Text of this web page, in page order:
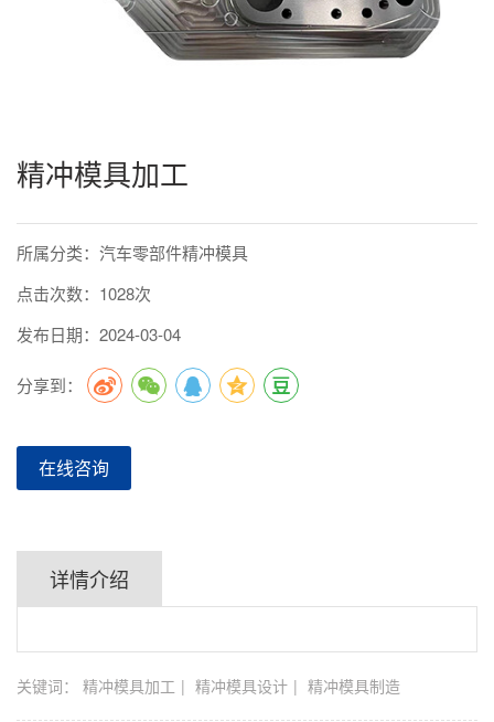
精冲模具加工
所属分类：汽车零部件精冲模具
点击次数：1028次
发布日期：2024-03-04
分享到：
在线咨询
详情介绍
关键词： 精冲模具加工 精冲模具设计 精冲模具制造